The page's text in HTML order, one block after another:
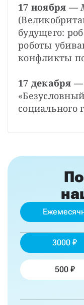
17 ноября —
будущего:
роботы
конфликты
17 декабря —
социального
3000
500